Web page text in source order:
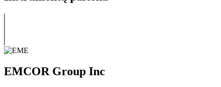
EMCOR Group Inc